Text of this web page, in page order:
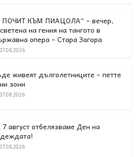
ПОЧИТ КЪМ ПИАЦОЛА“ – вечер,
на гения на тангото в
опера – Стара Загора
07.08.2026
живеят дълголетниците – петте
зони
07.08.2026
7 август отбелязваме Ден на
07.08.2026